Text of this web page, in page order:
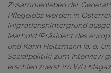
Zusammenleben der
Pflegejobs werden in
Migrationshintergrund
Marhold (Präsident des
und Karin Heitzmann (a. o.
Sozialpolitik) zum Interview
erschien zuerst im WU